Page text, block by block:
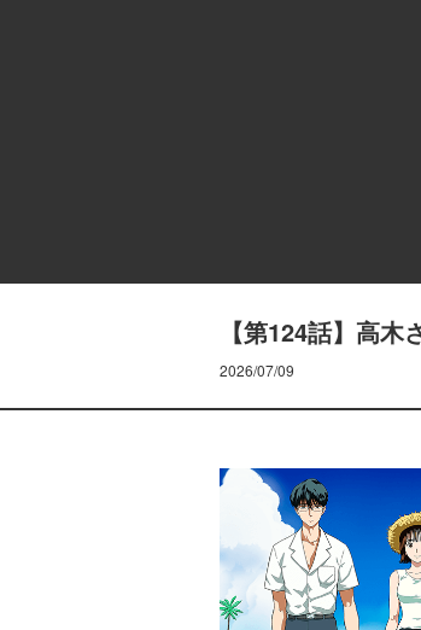
【第124話】高木
2026/07/09